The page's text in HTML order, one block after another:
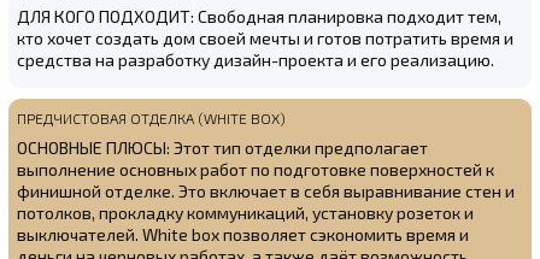
ДЛЯ КОГО ПОДХОДИТ: Свободная планировка подходит тем,
кто хочет создать дом своей мечты и готов потратить время и
средства на разработку дизайн-проекта и его реализацию.
ПРЕДЧИСТОВАЯ ОТДЕЛКА (WHITE BOX)
ОСНОВНЫЕ ПЛЮСЫ: Этот тип отделки предполагает
выполнение основных работ по подготовке поверхностей к
финишной отделке. Это включает в себя выравнивание стен и
потолков, прокладку коммуникаций, установку розеток и
выключателей. White box позволяет сэкономить время и